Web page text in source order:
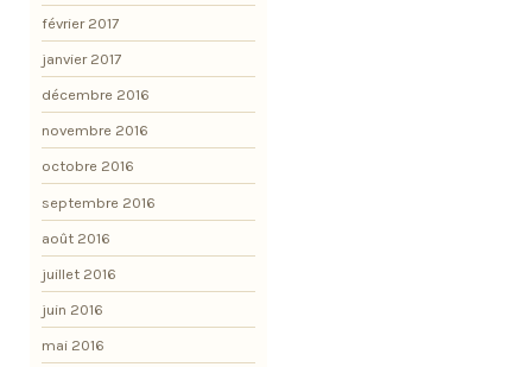
février 2017
janvier 2017
décembre 2016
novembre 2016
octobre 2016
septembre 2016
août 2016
juillet 2016
juin 2016
mai 2016